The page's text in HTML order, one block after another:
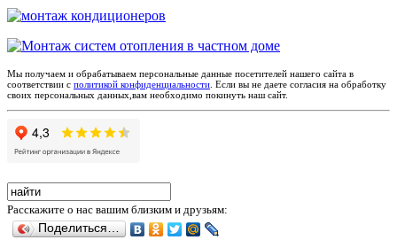
Мы получаем и обрабатываем персональные данные посетителей нашего сайта в
соответствии с политикой конфиденциальности . Если вы не даете согласия на обработку
своих персональных данных,вам необходимо покинуть наш сайт.
Расскажите о нас вашим близким и друзьям:
Поделиться…